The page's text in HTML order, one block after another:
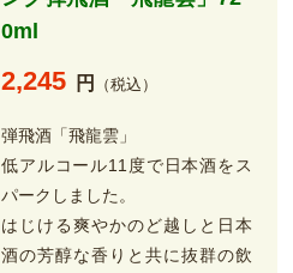
0ml
2,245 円 （税込）
弾飛酒「飛龍雲」
低アルコール11度で日本酒をス
パークしました。
はじける爽やかのど越しと日本
酒の芳醇な香りと共に抜群の飲